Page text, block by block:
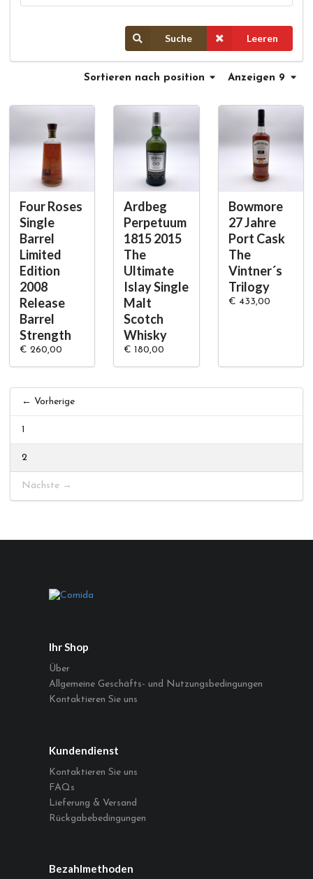
Suche Leeren
Anzeigen 9
Sortieren nach position
Four Roses
Single
Barrel
Limited
Edition
2008
Release
Barrel
Strength
€ 260,00
Ardbeg
Perpetuum
1815 2015
The
Ultimate
Islay Single
Malt
Scotch
Whisky
€ 180,00
Bowmore
27 Jahre
Port Cask
The
Vintner´s
Trilogy
€ 433,00
← Vorherige
1
2
Nächste →
Ihr Shop
Über
Allgemeine Geschäfts- und Nutzungsbedingungen
Kontaktieren Sie uns
Kundendienst
Kontaktieren Sie uns
FAQs
Lieferung & Versand
Rückgabebedingungen
Bezahlmethoden